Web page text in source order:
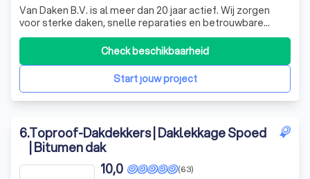
Van Daken B.V. is al meer dan 20 jaar actief. Wij zorgen
voor sterke daken, snelle reparaties en betrouwbare
renovaties en geven bij elke klus 5% terug aan de
Start jouw project
Check beschikbaarheid
6.Toproof-Dakdekkers | Daklekkage Spoed
| Bitumen dak
(63)
10,0